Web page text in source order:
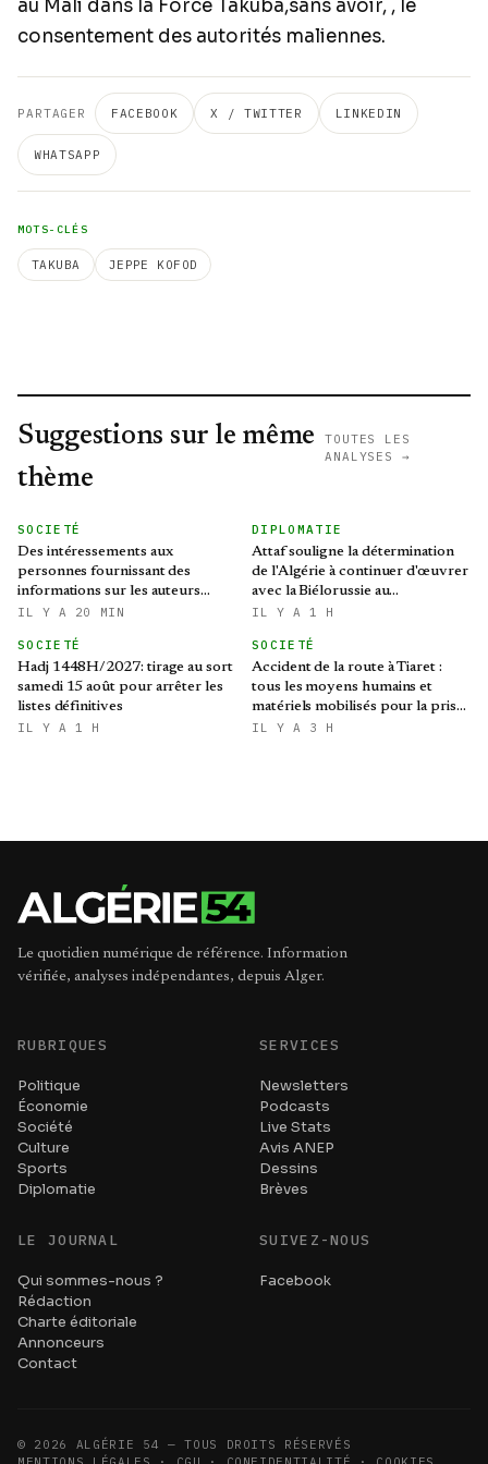
au Mali dans la Force Takuba,sans avoir, , le
consentement des autorités maliennes.
PARTAGER FACEBOOK X / TWITTER LINKEDIN
WHATSAPP
MOTS-CLÉS
TAKUBA JEPPE KOFOD
Suggestions sur le même
thème
TOUTES LES
ANALYSES →
SOCIETÉ
Des intéressements aux
personnes fournissant des
informations sur les auteurs
d’infractions liées aux stupéfiants
IL Y A 20 MIN
DIPLOMATIE
Attaf souligne la détermination
de l'Algérie à continuer d'œuvrer
avec la Biélorussie au
renforcement des relations
IL Y A 1 H
SOCIETÉ
Hadj 1448H/2027: tirage au sort
samedi 15 août pour arrêter les
listes définitives
IL Y A 1 H
SOCIETÉ
Accident de la route à Tiaret :
tous les moyens humains et
matériels mobilisés pour la prise
en charge des blessés
IL Y A 3 H
Le quotidien numérique de référence. Information
vérifiée, analyses indépendantes, depuis Alger.
RUBRIQUES
Politique
Économie
Société
Culture
Sports
Diplomatie
SERVICES
Newsletters
Podcasts
Live Stats
Avis ANEP
Dessins
Brèves
LE JOURNAL
Qui sommes-nous ?
Rédaction
Charte éditoriale
Annonceurs
Contact
SUIVEZ-NOUS
Facebook
© 2026
ALGÉRIE 54 — TOUS DROITS RÉSERVÉS